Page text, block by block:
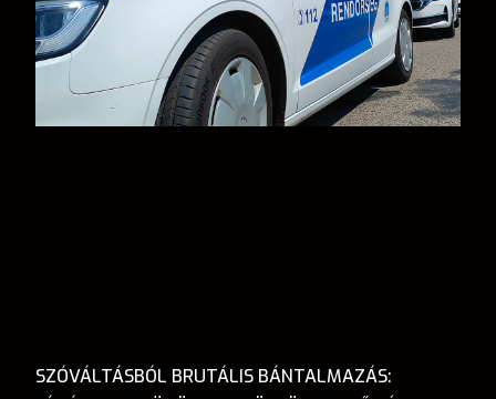
SZÓVÁLTÁSBÓL BRUTÁLIS BÁNTALMAZÁS: